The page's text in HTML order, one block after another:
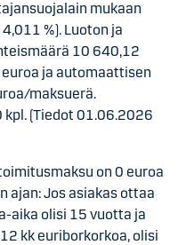
mukaan
%). Luoton ja
10 640,12
ja automaattisen
maksuerä.
(Tiedot 01.06.2026
on 0 euroa
ajan: Jos asiakas ottaa
aika olisi 15 vuotta ja
kk euriborkorkoa, olisi